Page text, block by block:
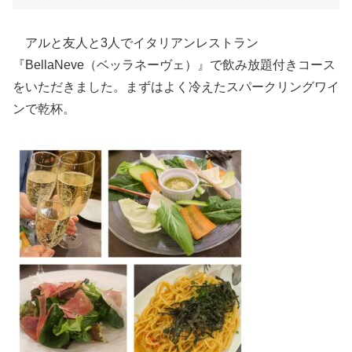
アルと友人と3人でイタリアンレストラン
『BellaNeve（ベッラネーヴェ）』で飲み放題付きコース
をいただきました。まずはよく冷えたスパークリングワイ
ンで乾杯。